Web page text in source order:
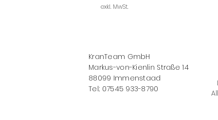
exkl. MwSt.
KranTeam GmbH
Markus-von-Kienlin Straße 14
88099 Immenstaad
Tel.: 07545 933-8790